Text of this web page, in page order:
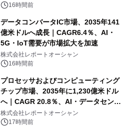
16時間前
データコンバータIC市場、2035年141
億米ドルへ成長｜CAGR6.4％、AI・
5G・IoT需要が市場拡大を加速
株式会社レポートオーシャン
16時間前
プロセッサおよびコンピューティング
チップ市場、2035年に1,230億米ドル
へ｜CAGR 20.8％、AI・データセンタ
ー需要が成長を牽引
株式会社レポートオーシャン
17時間前